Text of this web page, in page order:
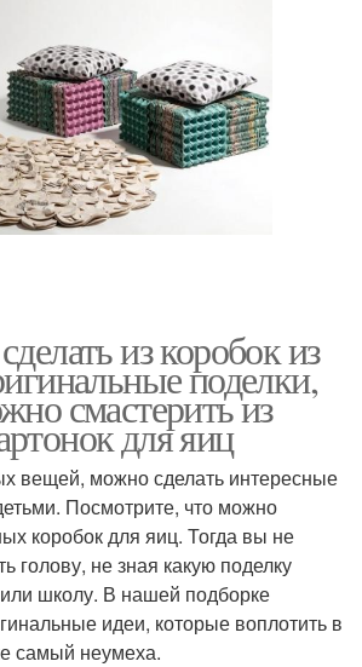
из коробок из
поделки,
смастерить из
для яиц
вещей, можно сделать интересные
Посмотрите, что можно
коробок для яиц. Тогда вы не
голову, не зная какую поделку
школу. В нашей подборке
идеи, которые воплотить в
самый неумеха.